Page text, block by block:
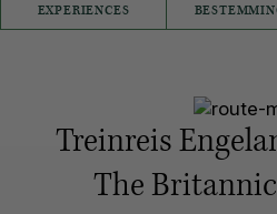
EXPERIENCES
Treinreis
The